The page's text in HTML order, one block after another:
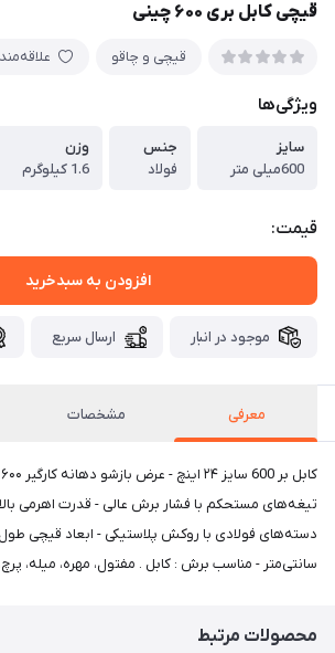
قیچی کابل بری ۶۰۰‌ چینی
قیچی و چاقو
ویژگی‌ها
سایز
600میلی متر
جنس
فولاد
وزن
1.6 کیلوگرم
قیمت:
افزودن به سبدخرید
موجود در انبار ارسال سریع
معرفی مشخصات
تیغه‌های مستحکم با فشار برش عالی - قدرت اهرمی
سانتی‌متر - مناسب برش : کابل . مفتول، مهره، میله،
محصولات مرتبط